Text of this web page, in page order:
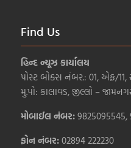
Find Us
હિન્દ ન્યૂઝ કાર્યાલય
પોસ્ટ બોક્સ નંબર.: 01, એફ/11,
મુ.પો: કાલાવડ, જીલ્લો –
મોબાઈલ નંબર:9825095545,
ફોન નંબર:02894 222230